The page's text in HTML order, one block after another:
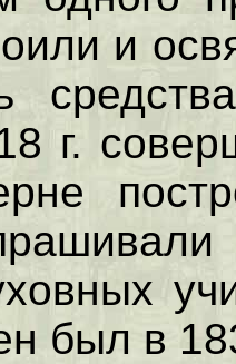
и
г.
был в